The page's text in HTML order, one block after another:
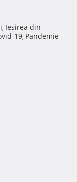
, Iesirea din
19, Pandemie